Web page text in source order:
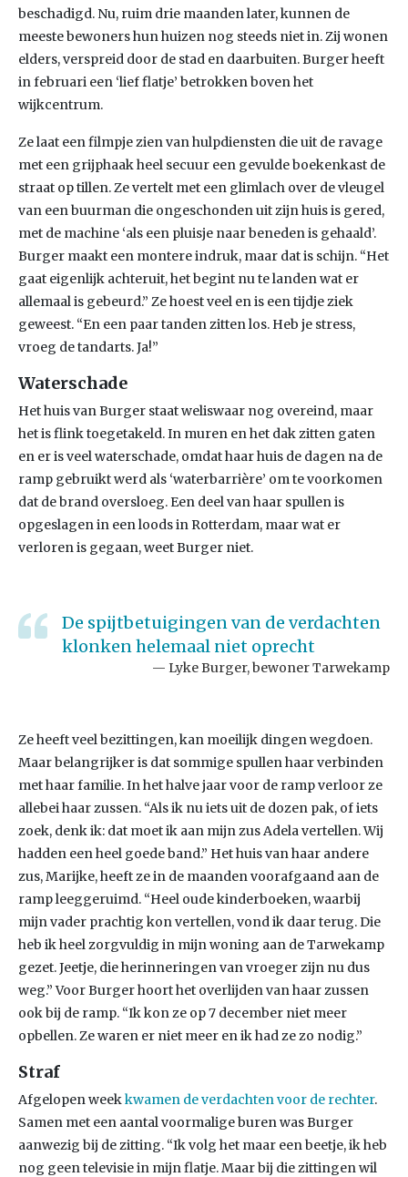
beschadigd. Nu, ruim drie maanden later, kunnen de
meeste bewoners hun huizen nog steeds niet in. Zij wonen
elders, verspreid door de stad en daarbuiten. Burger heeft
in februari een ‘lief flatje’ betrokken boven het
wijkcentrum.
Ze laat een filmpje zien van hulpdiensten die uit de ravage
met een grijphaak heel secuur een gevulde boekenkast de
straat op tillen. Ze vertelt met een glimlach over de vleugel
van een buurman die ongeschonden uit zijn huis is gered,
met de machine ‘als een pluisje naar beneden is gehaald’.
Burger maakt een montere indruk, maar dat is schijn. “Het
gaat eigenlijk achteruit, het begint nu te landen wat er
allemaal is gebeurd.” Ze hoest veel en is een tijdje ziek
geweest. “En een paar tanden zitten los. Heb je stress,
vroeg de tandarts. Ja!”
Waterschade
Het huis van Burger staat weliswaar nog overeind, maar
het is flink toegetakeld. In muren en het dak zitten gaten
en er is veel waterschade, omdat haar huis de dagen na de
ramp gebruikt werd als ‘waterbarrière’ om te voorkomen
dat de brand oversloeg. Een deel van haar spullen is
opgeslagen in een loods in Rotterdam, maar wat er
verloren is gegaan, weet Burger niet.
De spijtbetuigingen van de verdachten
klonken helemaal niet oprecht
Lyke Burger, bewoner Tarwekamp
Ze heeft veel bezittingen, kan moeilijk dingen wegdoen.
Maar belangrijker is dat sommige spullen haar verbinden
met haar familie. In het halve jaar voor de ramp verloor ze
allebei haar zussen. “Als ik nu iets uit de dozen pak, of iets
zoek, denk ik: dat moet ik aan mijn zus Adela vertellen. Wij
hadden een heel goede band.” Het huis van haar andere
zus, Marijke, heeft ze in de maanden voorafgaand aan de
ramp leeggeruimd. “Heel oude kinderboeken, waarbij
mijn vader prachtig kon vertellen, vond ik daar terug. Die
heb ik heel zorgvuldig in mijn woning aan de Tarwekamp
gezet. Jeetje, die herinneringen van vroeger zijn nu dus
weg.” Voor Burger hoort het overlijden van haar zussen
ook bij de ramp. “Ik kon ze op 7 december niet meer
opbellen. Ze waren er niet meer en ik had ze zo nodig.”
Straf
Afgelopen weekkwamen de verdachten voor de rechter.
Samen met een aantal voormalige buren was Burger
aanwezig bij de zitting. “Ik volg het maar een beetje, ik heb
nog geen televisie in mijn flatje. Maar bij die zittingen wil